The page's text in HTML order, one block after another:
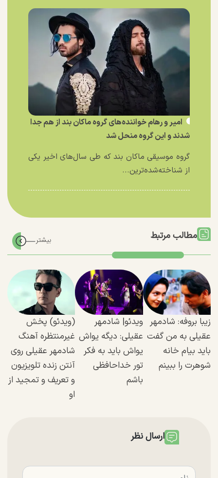
امیر و رهام خواننده‌های گروه ماکان بند از هم جدا
شدند و این گروه منحل شد
گروه موسیقی ماکان بند که طی سال‌های اخیر یکی
از شناخته‌شده‌ترین...
مطالب مرتبط
زیبا بروفه: شادمهر
عقیلی به من گفت
باید بیام خانه
شوهرت را ببینم
ویدئو| شادمهر
عقیلی: دیگه یواش
یواش باید به فکر
تور خداحافظی
باشم
(ویدئو) پخش
غیرمنتظره آهنگ
شادمهر عقیلی روی
آنتن زنده تلویزیون
و تعریف و تمجید از
او
ارسال نظر